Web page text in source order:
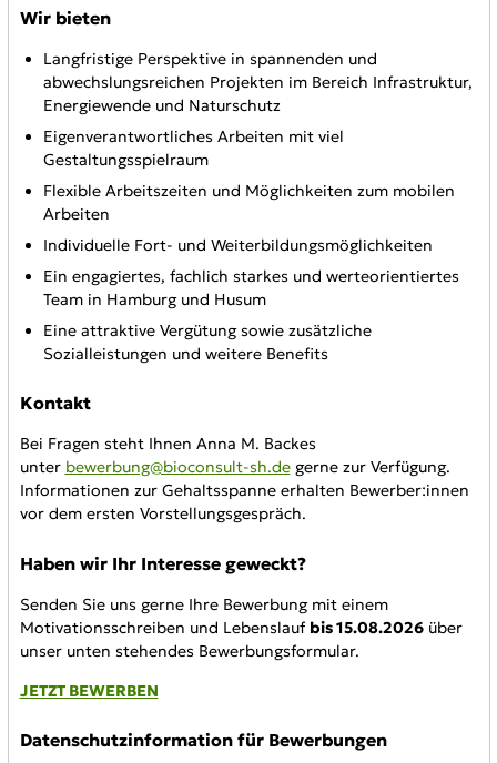
Wir bieten
Langfristige Perspektive in spannenden und
abwechslungsreichen Projekten im Bereich Infrastruktur,
Energiewende und Naturschutz
Eigenverantwortliches Arbeiten mit viel
Gestaltungsspielraum
Flexible Arbeitszeiten und Möglichkeiten zum mobilen
Arbeiten
Individuelle Fort- und Weiterbildungsmöglichkeiten
Ein engagiertes, fachlich starkes und werteorientiertes
Team in Hamburg und Husum
Eine attraktive Vergütung sowie zusätzliche
Sozialleistungen und weitere Benefits
Kontakt
Bei Fragen steht Ihnen Anna M. Backes
unter bewerbung@bioconsult-sh.degerne zur Verfügung.
Informationen zur Gehaltsspanne erhalten Bewerber:innen
vor dem ersten Vorstellungsgespräch.
Haben wir Ihr Interesse geweckt?
Senden Sie uns gerne Ihre Bewerbung mit einem
Motivationsschreiben und Lebenslauf bis 15.08.2026über
unser unten stehendes Bewerbungsformular.
JETZT BEWERBEN
Datenschutzinformation für Bewerbungen